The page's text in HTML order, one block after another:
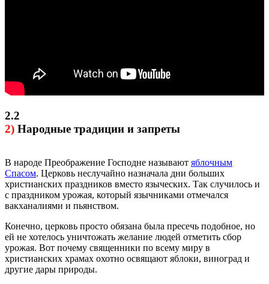
2.2
2) Народные традиции и запреты
В народе Преображение Господне называют яблочным
Спасом. Церковь неслучайно назначала дни больших
христианских праздников вместо языческих. Так случилось и
с праздником урожая, который язычниками отмечался
вакханалиями и пьянством.
Конечно, церковь просто обязана была пресечь подобное, но
ей не хотелось уничтожать желание людей отметить сбор
урожая. Вот почему священники по всему миру в
христианских храмах охотно освящают яблоки, виноград и
другие дары природы.